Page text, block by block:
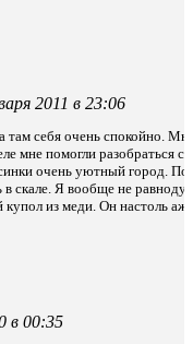
2011 в 23:06
себя очень спокойно.
мне помогли разобраться
очень уютный город.
скале. Я вообще не
из меди. Он настоль
в 00:35